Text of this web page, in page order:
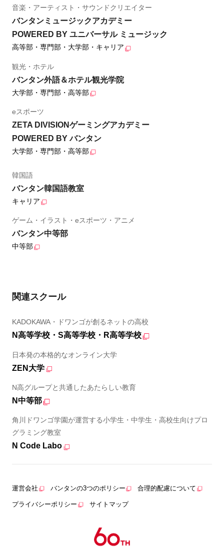
音楽・アーティスト・サウンドクリエイター
バンタンミュージックアカデミー
POWERED BY ユニバーサル ミュージック
高等部・専門部・大学部・キャリア
観光・ホテル
バンタン外語＆ホテル観光学院
大学部・専門部・高等部
eスポーツ
ZETA DIVISIONゲーミングアカデミー
POWERED BY バンタン
大学部・専門部・高等部
韓国語
バンタン韓国語教室
キャリア
ゲーム・イラスト・eスポーツ・アニメ
バンタン中等部
中等部
関連スクール
KADOKAWA・ドワンゴが創るネットの高校
N高等学校・S高等学校・R高等学校
日本発の本格的なオンライン大学
ZEN大学
N高グループと共通したあたらしい教育
N中等部
角川ドワンゴ学園が運営する小学生・中学生・高校生向けプロ
グラミング教室
N Code Labo
運営会社 バンタンの3つのポリシー 合理的配慮について
プライバシーポリシー サイトマップ